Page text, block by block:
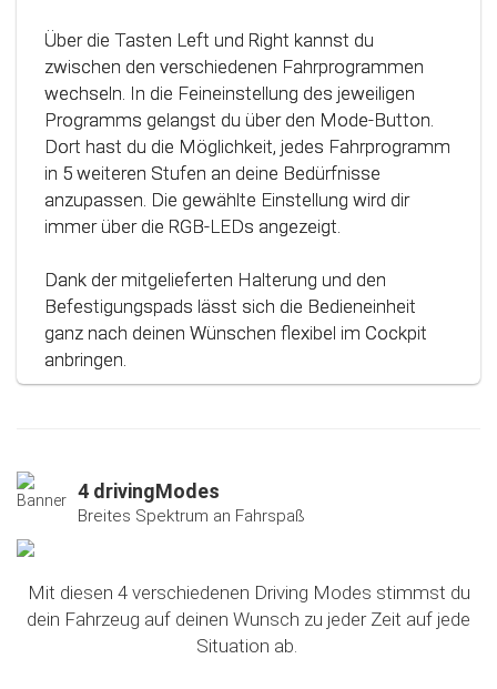
Über die Tasten Left und Right kannst du
zwischen den verschiedenen Fahrprogrammen
wechseln. In die Feineinstellung des jeweiligen
Programms gelangst du über den Mode-Button.
Dort hast du die Möglichkeit, jedes Fahrprogramm
in 5 weiteren Stufen an deine Bedürfnisse
anzupassen. Die gewählte Einstellung wird dir
immer über die RGB-LEDs angezeigt.
Dank der mitgelieferten Halterung und den
Befestigungspads lässt sich die Bedieneinheit
ganz nach deinen Wünschen flexibel im Cockpit
anbringen.
Technologie werden alle Potenziale deines
Fahrzeuges erkannt und können optimal genutzt
werden.
4 drivingModes
Breites Spektrum an Fahrspaß
Mit diesen 4 verschiedenen Driving Modes stimmst du
dein Fahrzeug auf deinen Wunsch zu jeder Zeit auf jede
Situation ab.